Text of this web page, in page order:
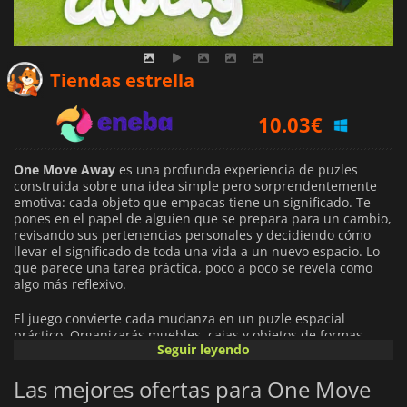
Tiendas estrella
10.03€
9.66€
One Move Away es una profunda experiencia de puzles
construida sobre una idea simple pero sorprendentemente
emotiva: cada objeto que empacas tiene un significado. Te
pones en el papel de alguien que se prepara para un cambio,
revisando sus pertenencias personales y decidiendo cómo
llevar el significado de toda una vida a un nuevo espacio. Lo
que parece una tarea práctica, poco a poco se revela como
algo más reflexivo.
El juego convierte cada mudanza en un puzle espacial
práctico. Organizarás muebles, cajas y objetos de formas
extrañas en coches y camiones, intentando que todo quepa
eficiencia, sino en la interpretación: qué es lo más
importante, qué se puede dejar atrás y cómo el orden (o el
Seguir leyendo
Las mejores ofertas para One Move